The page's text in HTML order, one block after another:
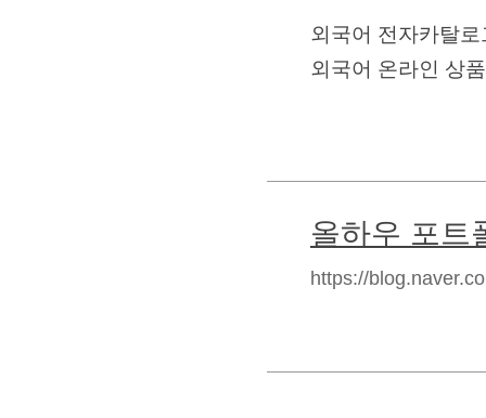
외국어 전자카탈
외국어 온라인 상
올하우 포트
https://